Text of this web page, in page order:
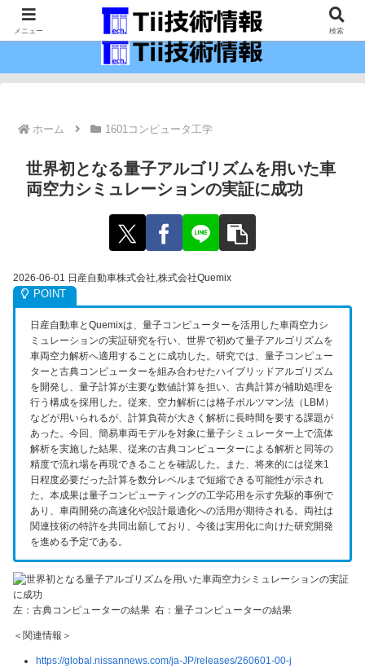
最新の科学技術の情報インフラ。
ホーム 1601コンピュータ工学
世界初となる量子アルゴリズムを用いた車
両空力シミュレーションの実証に成功
2026-06-01 日産自動車株式会社,株式会社Quemix
日産自動車とQuemixは、量子コンピューターを活用した車両空力シ
ミュレーションの実証研究を行い、世界で初めて量子アルゴリズムを
車両空力解析へ適用することに成功した。研究では、量子コンピュー
ターと古典コンピューターを組み合わせたハイブリッドアルゴリズム
を開発し、量子計算が主要な数値計算を担い、古典計算が補助処理を
行う構成を採用した。従来、空力解析には格子ボルツマン法（LBM）
などが用いられるが、計算負荷が大きく解析に長時間を要する課題が
あった。今回、簡易車両モデルを対象に量子シミュレーター上で流体
解析を実施した結果、従来の古典コンピューターによる解析と同等の
精度で流れ場を再現できることを確認した。また、将来的には従来1
日程度必要だった計算を数分レベルまで短縮できる可能性が示され
た。本成果は量子コンピューティングの工学応用を示す先駆的事例で
あり、車両開発の高速化や設計最適化への活用が期待される。両社は
関連技術の特許を共同出願しており、今後は実用化に向けた研究開発
を進める予定である。
左：古典コンピューターの結果 右：量子コンピューターの結果
＜関連情報＞
https://global.nissannews.com/ja-JP/releases/260601-00-j
メニュー 検索